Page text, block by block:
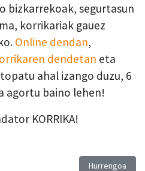
bizkarrekoak, segurtasun
korrikariak gauez
Online dendan,
dendetan eta
ahal izango duzu, 6
agortu baino lehen!
KORRIKA!
Kopariak lankidetza-hitzarmena
Hurrengo
Hurrengoa